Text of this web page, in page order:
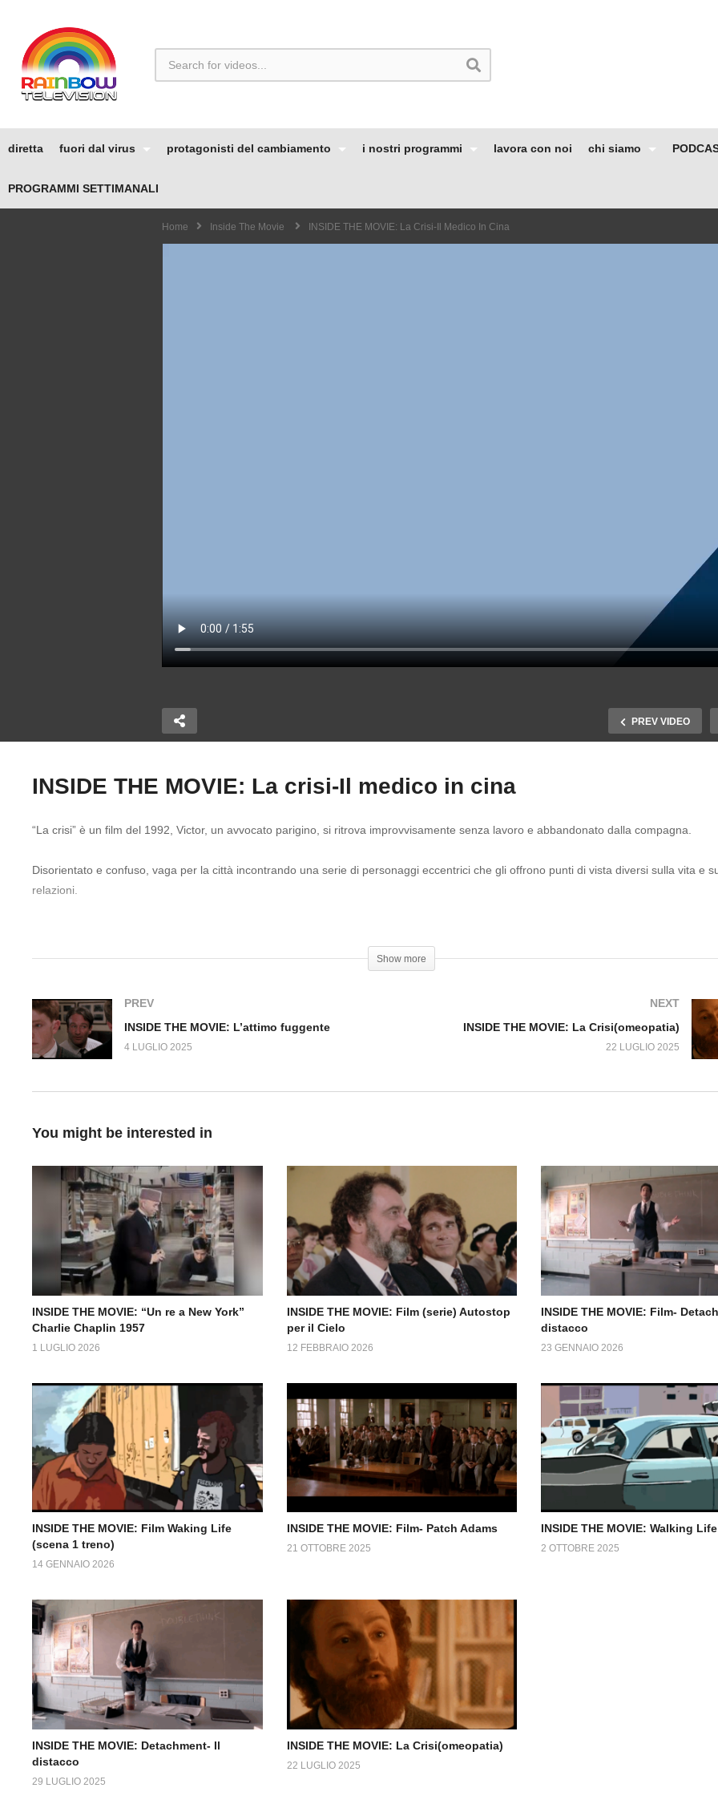
diretta fuori dal virus protagonisti del cambiamento i nostri programmi lavora con noi chi siamo
PROGRAMMI SETTIMANALI
Home Inside The Movie INSIDE THE MOVIE: La Crisi-Il Medico In Cina
PREV VIDEO
INSIDE THE MOVIE: La crisi-Il medico in cina
“La crisi” è un film del 1992, Victor, un avvocato parigino, si ritrova improvvisamente senza lavoro e abbandonato dalla compagna.
Disorientato e confuso, vaga per la città incontrando una serie di personaggi eccentrici che gli offrono punti di vista diversi sulla vita e
relazioni.
Show more
PREV
INSIDE THE MOVIE: L’attimo fuggente
4 LUGLIO 2025
NEXT
INSIDE THE MOVIE: La Crisi(omeopatia)
22 LUGLIO 2025
You might be interested in
INSIDE THE MOVIE: “Un re a New York”
Charlie Chaplin 1957
1 LUGLIO 2026
INSIDE THE MOVIE: Film (serie) Autostop
per il Cielo
12 FEBBRAIO 2026
INSIDE THE MOVIE: Film-
distacco
23 GENNAIO 2026
INSIDE THE MOVIE: Film Waking Life
(scena 1 treno)
14 GENNAIO 2026
INSIDE THE MOVIE: Film- Patch Adams
21 OTTOBRE 2025
INSIDE THE MOVIE: Walking Life
2 OTTOBRE 2025
INSIDE THE MOVIE: Detachment- Il
distacco
29 LUGLIO 2025
INSIDE THE MOVIE: La Crisi(omeopatia)
22 LUGLIO 2025